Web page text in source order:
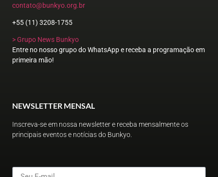
contato@bunkyo.org.br
+55 (11) 3208-1755
> Grupo News Bunkyo
Entre no nosso grupo do WhatsApp e receba a programação em
primeira mão!
NEWSLETTER MENSAL
Inscreva-se em nossa newsletter e receba mensalmente os
principais eventos e notícias do Bunkyo.